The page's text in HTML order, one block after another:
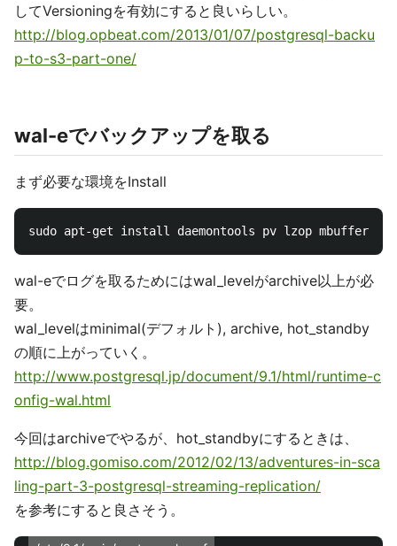
してVersioningを有効にすると良いらしい。
http://blog.opbeat.com/2013/01/07/postgresql-backu
p-to-s3-part-one/
wal-eでバックアップを取る
まず必要な環境をInstall
wal-eでログを取るためにはwal_levelがarchive以上が必
要。
wal_levelはminimal(デフォルト), archive, hot_standby
の順に上がっていく。
http://www.postgresql.jp/document/9.1/html/runtime-c
onfig-wal.html
今回はarchiveでやるが、hot_standbyにするときは、
http://blog.gomiso.com/2012/02/13/adventures-in-sca
ling-part-3-postgresql-streaming-replication/
を参考にすると良さそう。